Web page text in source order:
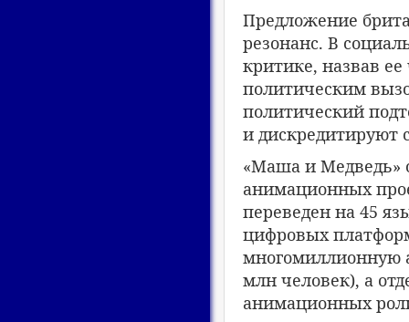
Предложение
резонанс. В
критике, назвав
политическим
политический
и дискредитируют
«Маша и Медведь»
анимационных
переведен на 45
цифровых
многомиллионную
млн человек), а
анимационных